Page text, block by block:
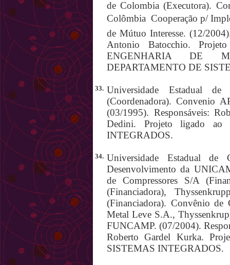
de Colombia (Executora).
Colômbia  Cooperação p/
de Mútuo Interesse. (12/
Antonio Batocchio.
ENGENHARIA DE
DEPARTAMENTO DE
33. Universidade Estadual de
(Coordenadora). Convenio
(03/1995). Responsáveis:
Dedini. Projeto ligado ao
INTEGRADOS.
34. Universidade Estadual de
Desenvolvimento da
de Compressores S/A
(Financiadora),
(Financiadora). Convênio de
Metal Leve S.A.,
FUNCAMP. (07/2004).
Roberto Gardel Kurka.
SISTEMAS INTEGRADOS.